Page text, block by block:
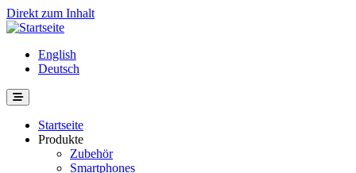
Direkt zum Inhalt
English
Deutsch
Startseite
Produkte
Zubehör
Smartphones